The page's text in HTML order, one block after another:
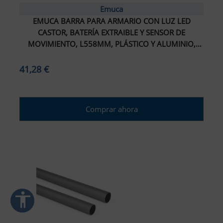
Emuca
EMUCA BARRA PARA ARMARIO CON LUZ LED
CASTOR, BATERÍA EXTRAIBLE Y SENSOR DE
MOVIMIENTO, L558MM, PLÁSTICO Y ALUMINIO,
41,28 €
Comprar ahora
accessibility
interlineado
colores
animaciones
de Accesibilidad